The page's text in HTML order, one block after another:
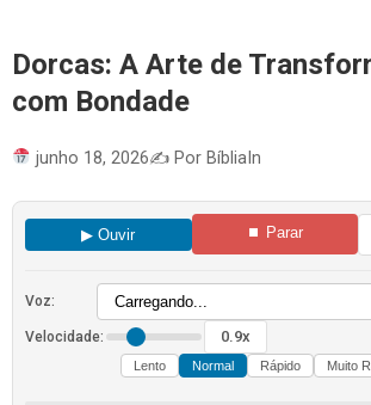
Dorcas: A Arte de
com Bondade
junho 18, 2026✍️ Por BíbliaIn
▶ Ouvir ⏹ Parar
Voz:
Velocidade: 0.9x
Lento Normal Rápido Muito